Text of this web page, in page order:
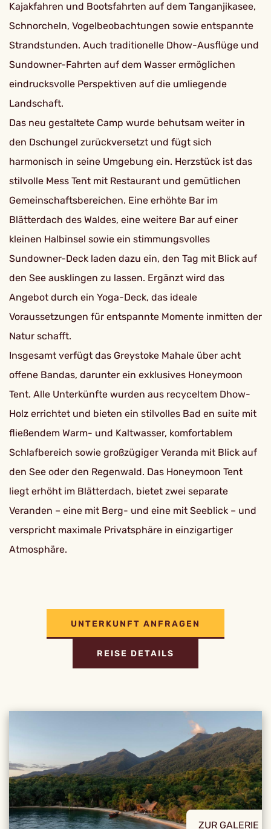
Kajakfahren und Bootsfahrten auf dem Tanganjikasee,
Schnorcheln, Vogelbeobachtungen sowie entspannte
Strandstunden. Auch traditionelle Dhow-Ausflüge und
Sundowner-Fahrten auf dem Wasser ermöglichen
eindrucksvolle Perspektiven auf die umliegende
Landschaft.
Das neu gestaltete Camp wurde behutsam weiter in
den Dschungel zurückversetzt und fügt sich
harmonisch in seine Umgebung ein. Herzstück ist das
stilvolle Mess Tent mit Restaurant und gemütlichen
Gemeinschaftsbereichen. Eine erhöhte Bar im
Blätterdach des Waldes, eine weitere Bar auf einer
kleinen Halbinsel sowie ein stimmungsvolles
Sundowner-Deck laden dazu ein, den Tag mit Blick auf
den See ausklingen zu lassen. Ergänzt wird das
Angebot durch ein Yoga-Deck, das ideale
Voraussetzungen für entspannte Momente inmitten der
Natur schafft.
Insgesamt verfügt das Greystoke Mahale über acht
offene Bandas, darunter ein exklusives Honeymoon
Tent. Alle Unterkünfte wurden aus recyceltem Dhow-
Holz errichtet und bieten ein stilvolles Bad en suite mit
fließendem Warm- und Kaltwasser, komfortablem
Schlafbereich sowie großzügiger Veranda mit Blick auf
den See oder den Regenwald. Das Honeymoon Tent
liegt erhöht im Blätterdach, bietet zwei separate
Veranden – eine mit Berg- und eine mit Seeblick – und
verspricht maximale Privatsphäre in einzigartiger
Atmosphäre.
UNTERKUNFT ANFRAGEN
REISE DETAILS
ZUR GALERIE